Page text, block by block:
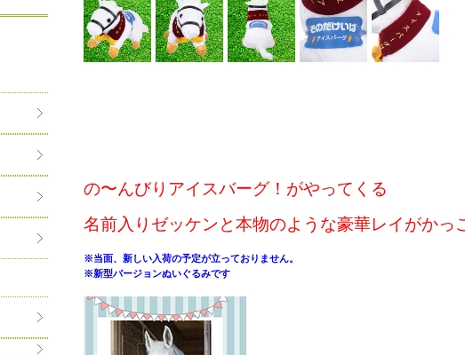
の〜んびりアイスバーグ！がやってくる
名前入りゼッケンと本物のような豪華レイがかっ
※当面、新しい入荷の予定が立っておりません。
※新型バージョンぬいぐるみです